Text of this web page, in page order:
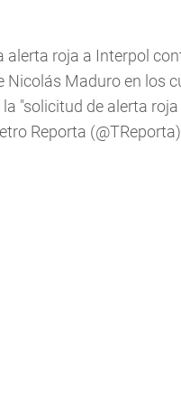
alerta roja a Interpol
Nicolás Maduro en los
"solicitud de alerta
Reporta (@TReporta)